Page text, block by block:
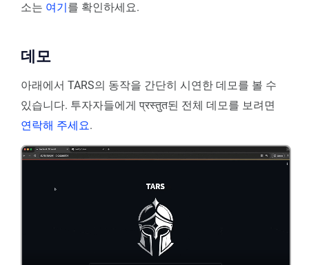
소는 여기 를 확인하세요.
데모
아래에서 TARS의 동작을 간단히 시연한 데모를 볼 수
있습니다. 투자자들에게 प्रस्तुत된 전체 데모를 보려면
연락해 주세요.